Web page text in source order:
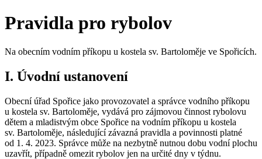
Pravidla pro rybolov
Na obecním vodním příkopu u kostela sv. Bartoloměje ve Spořicích.
I. Úvodní ustanovení
Obecní úřad Spořice jako provozovatel a správce vodního příkopu
u kostela sv. Bartoloměje, vydává pro zájmovou činnost rybolovu
dětem a mladistvým obce Spořice na vodním příkopu u kostela
sv. Bartoloměje, následující závazná pravidla a povinnosti platné
od 1. 4. 2023. Správce může na nezbytně nutnou dobu vodní plochu
uzavřít, případně omezit rybolov jen na určité dny v týdnu.